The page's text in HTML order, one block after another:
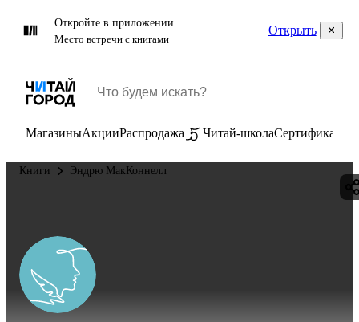
Откройте в приложении
Место встречи с книгами
Открыть
МагазиныАкцииРаспродажа Читай-школаСертификаты
Книги Эндрю МакКоннелл